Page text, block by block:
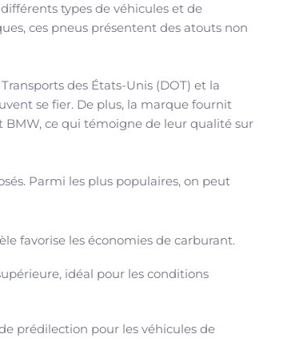
types de véhicules et de
ces pneus présentent des atouts non
des États-Unis (DOT) et la
se fier. De plus, la marque fournit
BMW, ce qui témoigne de leur qualité sur
Parmi les plus populaires, on peut
favorise les économies de carburant.
idéal pour les conditions
prédilection pour les véhicules de